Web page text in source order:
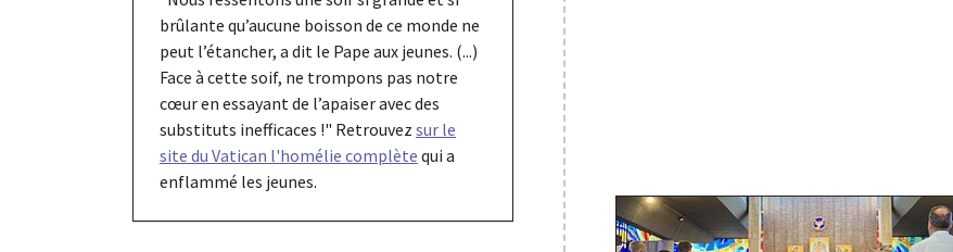
brûlante qu’aucune boisson de ce monde ne
peut l’étancher, a dit le Pape aux jeunes. (...)
Face à cette soif, ne trompons pas notre
cœur en essayant de l’apaiser avec des
substituts inefficaces !" Retrouvez sur le
site du Vatican l'homélie complète qui a
enflammé les jeunes.